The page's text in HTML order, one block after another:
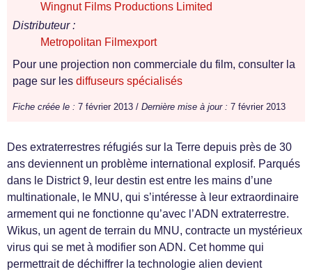
Wingnut Films Productions Limited
Distributeur :
Metropolitan Filmexport
Pour une projection non commerciale du film, consulter la
page sur les diffuseurs spécialisés
Fiche créée le : 7 février 2013 / Dernière mise à jour : 7 février 2013
Des extraterrestres réfugiés sur la Terre depuis près de 30
ans deviennent un problème international explosif. Parqués
dans le District 9, leur destin est entre les mains d’une
multinationale, le MNU, qui s’intéresse à leur extraordinaire
armement qui ne fonctionne qu’avec l’ADN extraterrestre.
Wikus, un agent de terrain du MNU, contracte un mystérieux
virus qui se met à modifier son ADN. Cet homme qui
permettrait de déchiffrer la technologie alien devient